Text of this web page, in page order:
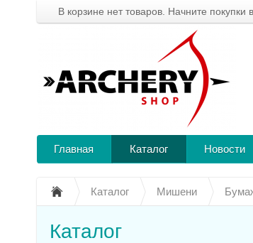
В корзине нет товаров. Начните покупки в
Главная Каталог Новости
Каталог Мишени
Каталог